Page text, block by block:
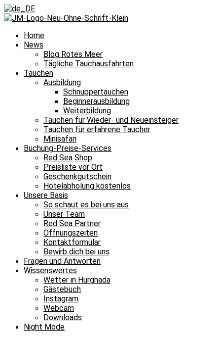
Home
News
Blog Rotes Meer
Tägliche Tauchausfahrten
Tauchen
Ausbildung
Schnuppertauchen
Beginnerausbildung
Weiterbildung
Tauchen für Wieder- und Neueinsteiger
Tauchen für erfahrene Taucher
Minisafari
Buchung-Preise-Services
Red Sea Shop
Preisliste vor Ort
Geschenkgutschein
Hotelabholung kostenlos
Unsere Basis
So schaut es bei uns aus
Unser Team
Red Sea Partner
Öffnungszeiten
Kontaktformular
Bewirb dich bei uns
Fragen und Antworten
Wissenswertes
Wetter in Hurghada
Gästebuch
Instagram
Webcam
Downloads
Night Mode